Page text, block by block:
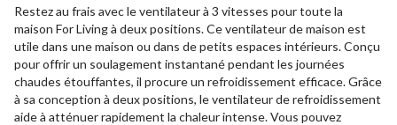
Restez au frais avec le ventilateur à 3 vitesses pour toute la
maison For Living à deux positions. Ce ventilateur de maison est
utile dans une maison ou dans de petits espaces intérieurs. Conçu
pour offrir un soulagement instantané pendant les journées
chaudes étouffantes, il procure un refroidissement efficace. Grâce
à sa conception à deux positions, le ventilateur de refroidissement
aide à atténuer rapidement la chaleur intense. Vous pouvez